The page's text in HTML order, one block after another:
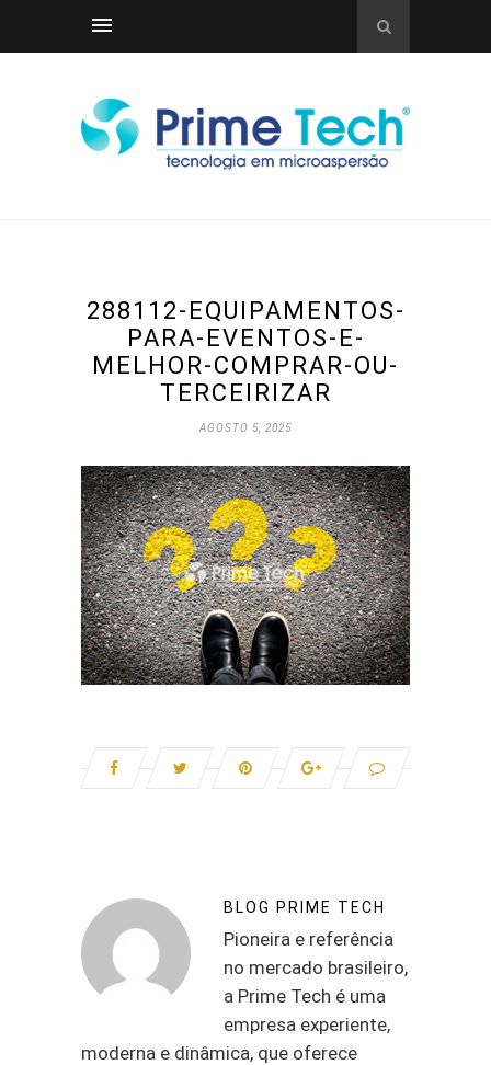
288112-EQUIPAMENTOS-
PARA-EVENTOS-E-
MELHOR-COMPRAR-OU-
TERCEIRIZAR
AGOSTO 5, 2025
BLOG PRIME TECH
Pioneira e referência
no mercado brasileiro,
a Prime Tech é uma
empresa experiente,
moderna e dinâmica, que oferece